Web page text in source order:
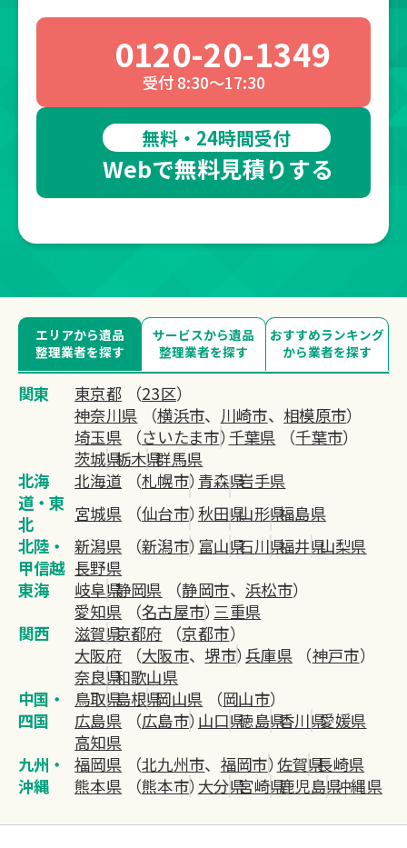
0120-20-1349
受付 8:30～17:30
無料・24時間受付
Webで無料見積りする
エリアから遺品
整理業者を探す
サービスから遺品
整理業者を探す
おすすめランキング
から業者を探す
関東 東京都 （23区）
神奈川県 （横浜市、 川崎市、 相模原市）
埼玉県 （さいたま市）千葉県 （千葉市）
茨城県栃木県群馬県
北海
道・東
北
北海道 （札幌市）青森県岩手県
宮城県 （仙台市）秋田県山形県福島県
北陸・
甲信越
新潟県 （新潟市）富山県石川県福井県山梨県
長野県
東海
岐阜県静岡県 （静岡市、 浜松市）
愛知県 （名古屋市）三重県
関西
滋賀県京都府 （京都市）
大阪府 （大阪市、堺市）兵庫県（神戸市）
奈良県和歌山県
中国・
四国
鳥取県島根県岡山県 （岡山市）
広島県 （広島市）山口県徳島県香川県愛媛県
高知県
九州・
沖縄
福岡県 （北九州市、 福岡市）佐賀県長崎県
熊本県 （熊本市）大分県宮崎県鹿児島県沖縄県